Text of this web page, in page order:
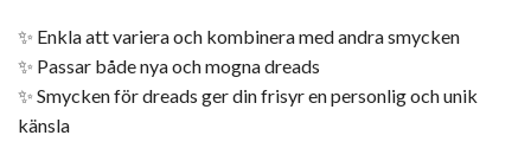
✨ Enkla att variera och kombinera med andra smycken
✨ Passar både nya och mogna dreads
✨ Smycken för dreads ger din frisyr en personlig och unik
känsla